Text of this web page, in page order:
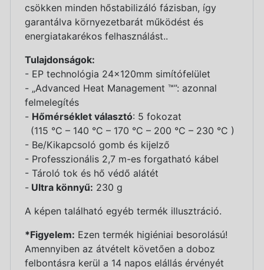
csökken minden hőstabilizáló fázisban, így
garantálva környezetbarát működést és
energiatakarékos felhasználást..
Tulajdonságok:
- EP technológia 24x120mm simítófelület
- „Advanced Heat Management ™”: azonnal
felmelegítés
- Hőmérséklet választó: 5 fokozat
(115 °C – 140 °C – 170 °C – 200 °C – 230 °C )
- Be/Kikapcsoló gomb és kijelző
- Professzionális 2,7 m-es forgatható kábel
- Tároló tok és hő védő alátét
- Ultra könnyű: 230 g
A képen található egyéb termék illusztráció.
*Figyelem: Ezen termék higiéniai besorolású!
Amennyiben az átvételt követően a doboz
felbontásra kerül a 14 napos elállás érvényét